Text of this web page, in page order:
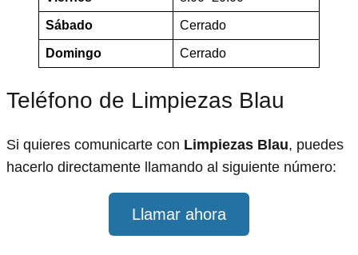
Sábado Cerrado
Domingo Cerrado
Teléfono de Limpiezas Blau
Si quieres comunicarte con Limpiezas Blau, puedes
hacerlo directamente llamando al siguiente número:
Llamar ahora